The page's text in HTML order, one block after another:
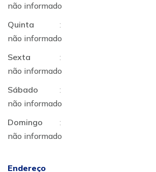
não informado
Quinta
:
não informado
Sexta
:
não informado
Sábado
:
não informado
Domingo
:
não informado
Endereço